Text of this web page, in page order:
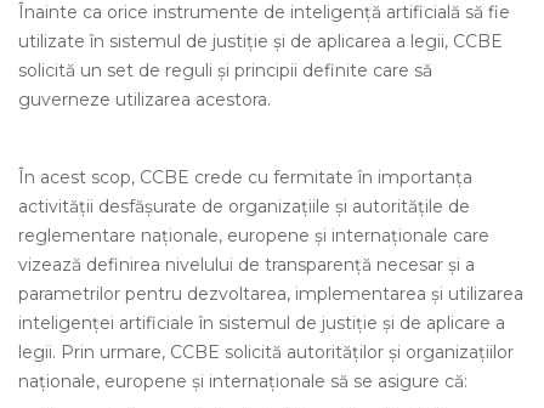
Înainte ca orice instrumente de inteligență artificială să fie
utilizate în sistemul de justiție și de aplicarea a legii, CCBE
solicită un set de reguli și principii definite care să
guverneze utilizarea acestora.
În acest scop, CCBE crede cu fermitate în importanța
activității desfășurate de organizațiile și autoritățile de
reglementare naționale, europene și internaționale care
vizează definirea nivelului de transparență necesar și a
parametrilor pentru dezvoltarea, implementarea și utilizarea
inteligenței artificiale în sistemul de justiție și de aplicare a
legii. Prin urmare, CCBE solicită autorităților și organizațiilor
naționale, europene și internaționale să se asigure că: